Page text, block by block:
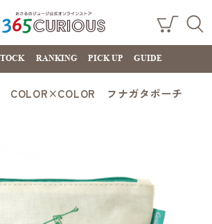
おさるのジョー
ジ公式オンライ
ンストア
ング
カー
ト
RANKING PICK UP GUIDE
COLOR×COLOR フナガタポーチ